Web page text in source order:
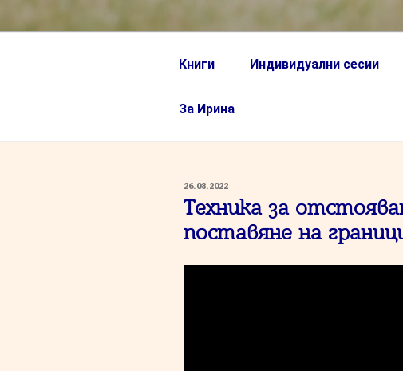
Книги Индивидуални сесии
За Ирина
ПУБЛИКУВАНО
НА
26.08.2022
Техника за
поставяне на